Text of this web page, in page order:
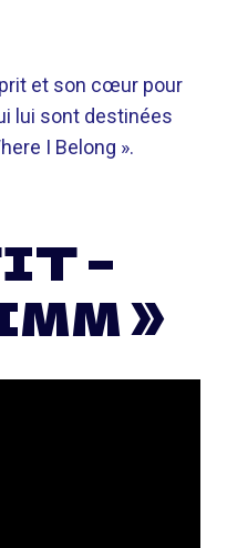
et son cœur pour
lui sont destinées
I Belong ».
–
»